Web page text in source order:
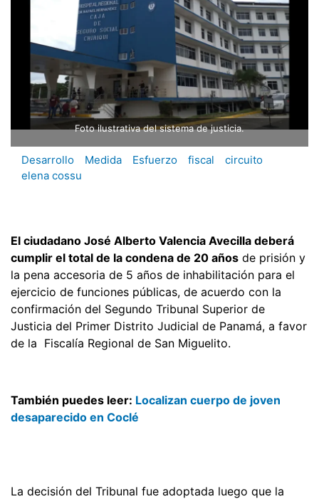
Foto ilustrativa del sistema de justicia.
Desarrollo Medida Esfuerzo fiscal
circuito
elena cossu
El ciudadano José Alberto Valencia Avecilla deberá
cumplir el total de la condena de 20 años de prisión y
la pena accesoria de 5 años de inhabilitación para el
ejercicio de funciones públicas, de acuerdo con la
confirmación del Segundo Tribunal Superior de
Justicia del Primer Distrito Judicial de Panamá, a favor
de la Fiscalía Regional de San Miguelito.
También puedes leer: Localizan cuerpo de joven
desaparecido en Coclé
La decisión del Tribunal fue adoptada luego que la